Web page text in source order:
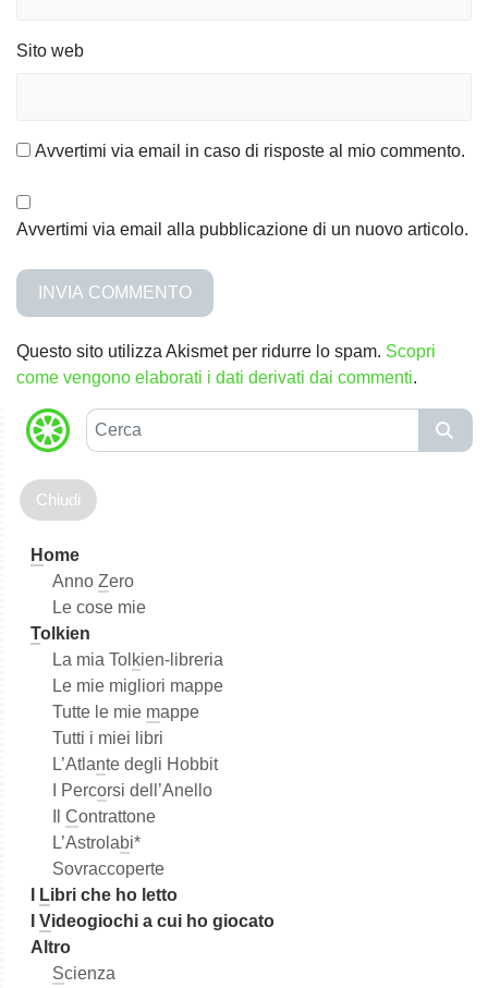
Sito web
Avvertimi via email in caso di risposte al mio commento.
Avvertimi via email alla pubblicazione di un nuovo articolo.
Questo sito utilizza Akismet per ridurre lo spam. Scopri
come vengono elaborati i dati derivati dai commenti.
C
e
c
Home
Anno Zero
Le cose mie
Tolkien
La mia Tol kien-libreria
Le mie migliori mappe
Tutte le mie mappe
Tutti i miei libri
L’Atlante degli Hobbit
I Percorsi dell’Anello
Contrattone
L’Astrolabi*
Sovraccoperte
Libri che ho letto
Videogiochi a cui ho giocato
Altro
Scienza